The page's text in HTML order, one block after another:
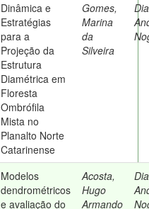
Dinâmica e
Estratégias
para a
Projeção da
Estrutura
Diamétrica em
Floresta
Ombrófila
Mista no
Planalto Norte
Catarinense
Gomes,
Marina
da
Silveira
Modelos
dendrométricos
e avaliação do
Acosta,
Hugo
Armando